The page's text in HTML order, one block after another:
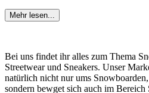
Mehr lesen...
Bei uns findet ihr alles zum Thema
Streetwear und Sneakers. Unser
natürlich nicht nur ums
sondern bewget sich auch im Bereich